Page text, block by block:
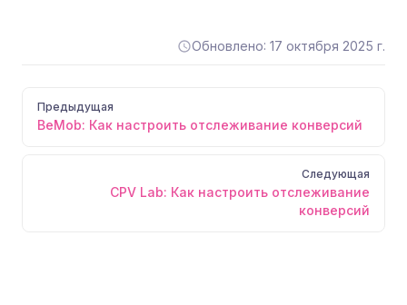
Обновлено: 17 октября 2025 г.
Предыдущая
BeMob: Как настроить отслеживание конверсий
Следующая
CPV Lab: Как настроить отслеживание
конверсий